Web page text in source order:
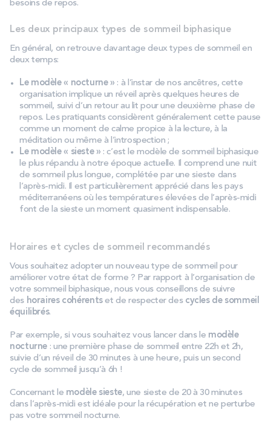
besoins de repos.
Les deux principaux types de sommeil biphasique
En général, on retrouve davantage deux types de sommeil en
deux temps:
Le modèle « nocturne » : à l’instar de nos ancêtres, cette
organisation implique un réveil après quelques heures de
sommeil, suivi d’un retour au lit pour une deuxième phase de
repos. Les pratiquants considèrent généralement cette pause
comme un moment de calme propice à la lecture, à la
méditation ou même à l’introspection ;
Le modèle « sieste » : c’est le modèle de sommeil biphasique
le plus répandu à notre époque actuelle. Il comprend une nuit
de sommeil plus longue, complétée par une sieste dans
l’après-midi. Il est particulièrement apprécié dans les pays
méditerranéens où les températures élevées de l’après-midi
font de la sieste un moment quasiment indispensable.
Horaires et cycles de sommeil recommandés
Vous souhaitez adopter un nouveau type de sommeil pour
améliorer votre état de forme ? Par rapport à l’organisation de
votre sommeil biphasique, nous vous conseillons de suivre
des horaires cohérentset de respecter des cycles de sommeil
équilibrés.
Par exemple, si vous souhaitez vous lancer dans le modèle
nocturne : une première phase de sommeil entre 22h et 2h,
suivie d’un réveil de 30 minutes à une heure, puis un second
cycle de sommeil jusqu’à 6h !
Concernant le modèle sieste, une sieste de 20 à 30 minutes
dans l’après-midi est idéale pour la récupération et ne perturbe
pas votre sommeil nocturne.